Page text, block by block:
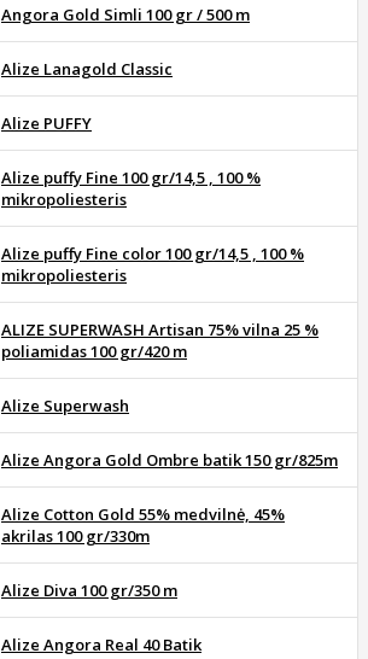
Angora Gold Simli 100 gr / 500 m
Alize Lanagold Classic
Alize PUFFY
Alize puffy Fine 100 gr/14,5 , 100 %
mikropoliesteris
Alize puffy Fine color 100 gr/14,5 , 100 %
mikropoliesteris
ALIZE SUPERWASH Artisan 75% vilna 25 %
poliamidas 100 gr/420 m
Alize Superwash
Alize Angora Gold Ombre batik 150 gr/825m
Alize Cotton Gold 55% medvilnė, 45%
akrilas 100 gr/330m
Alize Diva 100 gr/350 m
Alize Angora Real 40 Batik